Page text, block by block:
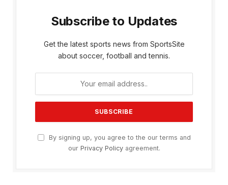
Subscribe to Updates
Get the latest sports news from SportsSite
about soccer, football and tennis.
By signing up, you agree to the our terms and
our Privacy Policyagreement.